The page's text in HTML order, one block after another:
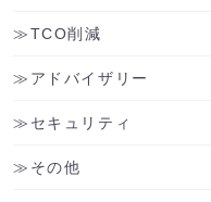
TCO削減
アドバイザリー
セキュリティ
その他